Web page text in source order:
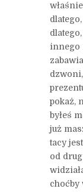
innego
pokaż,
byłeś
już
tacy
od
choćby